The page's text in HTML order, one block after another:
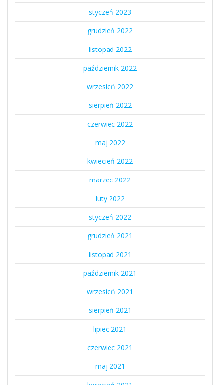
styczeń 2023
grudzień 2022
listopad 2022
październik 2022
wrzesień 2022
sierpień 2022
czerwiec 2022
maj 2022
kwiecień 2022
marzec 2022
luty 2022
styczeń 2022
grudzień 2021
listopad 2021
październik 2021
wrzesień 2021
sierpień 2021
lipiec 2021
czerwiec 2021
maj 2021